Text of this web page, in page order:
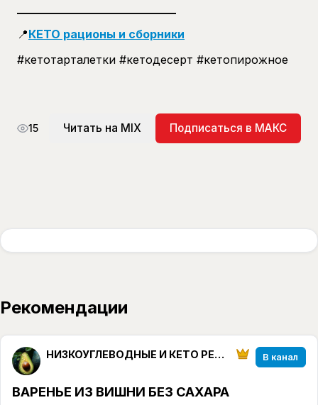
📍КЕТО рационы и сборники
#кетотарталетки #кетодесерт #кетопирожное
15 Читать на MIX Подписаться в МАКС
Рекомендации
НИЗКОУГЛЕВОДНЫЕ И КЕТО РЕЦЕПТЫ от ketoparanoia В канал
ВАРЕНЬЕ ИЗ ВИШНИ БЕЗ САХАРА